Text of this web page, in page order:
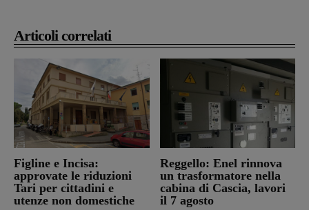
Articoli correlati
Figline e Incisa:
approvate le riduzioni
Tari per cittadini e
utenze non domestiche
Reggello: Enel rinnova
un trasformatore nella
cabina di Cascia, lavori
il 7 agosto